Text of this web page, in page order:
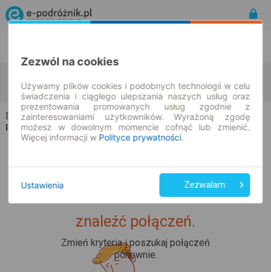
10.08.2026 | -- : --
zmień kryteria
Dobrzewy → Grabów
Rozkład jazdy i bilety
Upss... Nie udało nam się
znaleźć połączeń.
Zmień kryteria i poszukaj połączeń
ponownie.
Zezwól na cookies
Używamy plików cookies i podobnych technologii w celu
świadczenia i ciągłego ulepszania naszych usług oraz
prezentowania promowanych usług zgodnie z
zainteresowaniami użytkowników. Wyrażoną zgodę
możesz w dowolnym momencie cofnąć lub zmienić.
Więcej informacji w Polityce prywatności.
Ustawienia Zezwalam